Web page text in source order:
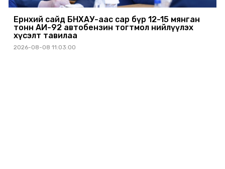
Ерөнхий сайд БНХАУ-аас сар бүр 12-15 мянган
тонн АИ-92 автобензин тогтмол нийлүүлэх
хүсэлт тавилаа
2026-08-08 11:03:00